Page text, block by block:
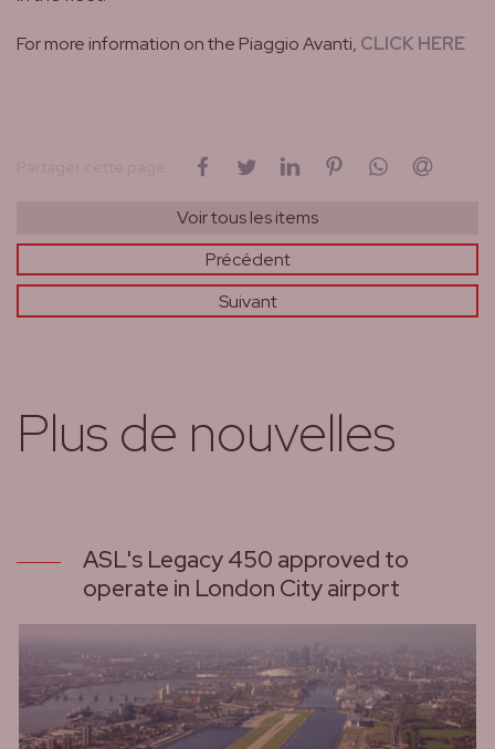
For more information on the Piaggio Avanti, CLICK HERE
sur Facebook
sur Twittersur LinkedInsur Pinterest
sur
Voir tous les items
Précédent
Suivant
Plus de nouvelles
ASL's Legacy 450 approved to
operate in London City airport